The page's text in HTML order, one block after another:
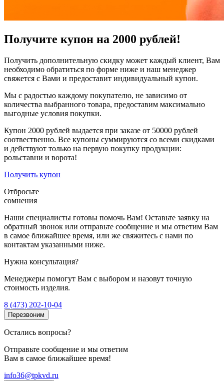
Получите купон на 2000 рублей!
Получить дополнительную скидку может каждый клиент, Вам
необходимо обратиться по форме ниже и наш менеджер
свяжется с Вами и предоставит индивидуальный купон.
Мы с радостью каждому покупателю, не зависимо от
количества выбранного товара, предоставим максимально
выгодные условия покупки.
Купон 2000 рублей выдается при заказе от 50000 рублей
соотвественно. Все купоны суммируются со всеми скидками
и действуют только на первую покупку продукции:
рольставни и ворота!
Получить купон
Отбросьте
сомнения
Наши специалисты готовы помочь Вам! Оставьте заявку на
обратный звонок или отправьте сообщение и мы ответим Вам
в самое ближайшее время, или же свяжитесь с нами по
контактам указанными ниже.
Нужна консультация?
Менеджеры помогут Вам с выбором и назовут точную
стоимость изделия.
8 (473) 202-10-04
Перезвоним
Остались вопросы?
Отправьте сообщение и мы ответим
Вам в самое ближайшее время!
info36@tpkvd.ru